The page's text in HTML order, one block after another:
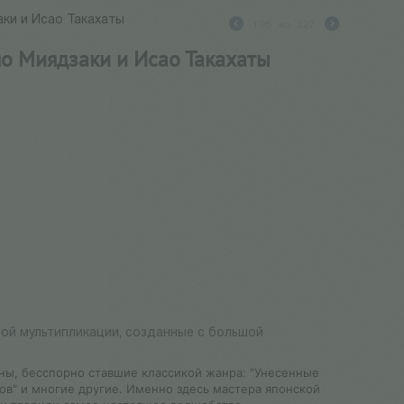
и Исао Такахаты
Миядзаки и Исао Такахаты
мультипликации, созданные с большой
бесспорно ставшие классикой жанра: "Унесенные
и многие другие. Именно здесь мастера японской